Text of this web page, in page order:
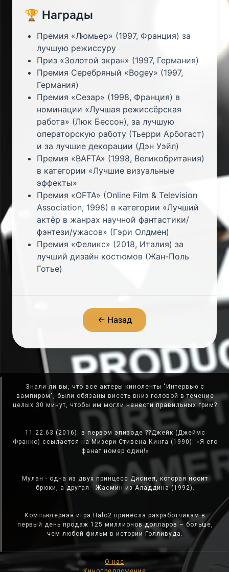
🏆 Награды
Премия «Люмьер» (1997, Франция) за
лучшую режиссуру
Приз «Золотой экран» (1997, Германия)
Премия Серебряный «Bogey» (1997,
Германия)
Премия «Сезар» (1998, Франция) в
номинации «Лучшая режиссёрская
работа» (Люк Бессон), за лучшую
операторскую работу (Тьерри Арбогаст)
и за лучшие декорации (Дэн Уэйл)
Премия «BAFTA» (1998, Великобритания)
в категории «Лучшие визуальные
эффекты»
Премия «OFTA» (Online Film & Television
Association, 1998) в категории «Лучший
актёр в жанрах научной фантастики/
фэнтези/ужасов» (Гэри Олдмен)
Премия «Феликс» (2018, Италия) за
лучший дизайн костюмов (Жан-Поль
Готье)
← Назад
Знали ли вы, что все актеры киноленты "Интервью с
вампиром", были обязаны висеть вниз головой в течение
целых 30 минут, чтобы им могли нанести правильных грим?
11.22.63 (2016): в первом эпизоде ??Джейк (Джеймс
Франко) ссылается на Мизери Стивена Кинга (1990): «Я его
фанат номер один!»
Мулан - одна из двух принцесс Диснея, которая носит
брюки, а другая - Жасмин из Аладдина (1992).
Компьютерная игра Halo2 принесла разработчикам в
первый день продаж 125 миллионов долларов – больше,
чем любой фильм в истории Голливуда.
О нас